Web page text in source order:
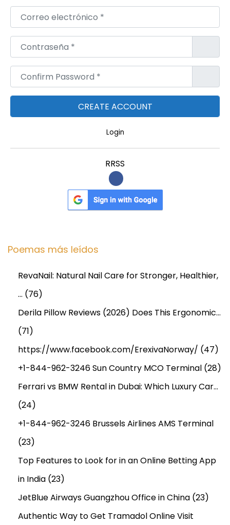
Correo electrónico*
Contraseña*
Confirm Password*
Login
RRSS
Poemas más leídos
RevaNail: Natural Nail Care for Stronger, Healthier,
… (76)
Derila Pillow Reviews (2026) Does This Ergonomic…
(71)
https://www.facebook.com/ErexivaNorway/ (47)
+1-844-962-3246 Sun Country MCO Terminal (28)
Ferrari vs BMW Rental in Dubai: Which Luxury Car…
(24)
+1-844-962-3246 Brussels Airlines AMS Terminal
(23)
Top Features to Look for in an Online Betting App
in India (23)
JetBlue Airways Guangzhou Office in China (23)
Authentic Way to Get Tramadol Online Visit